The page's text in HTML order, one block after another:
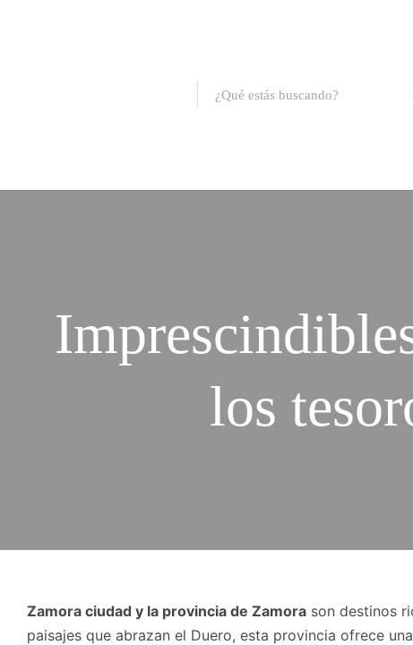
los
Zamora ciudad y la provincia de Zamora son destinos
paisajes que abrazan el Duero, esta provincia ofrece